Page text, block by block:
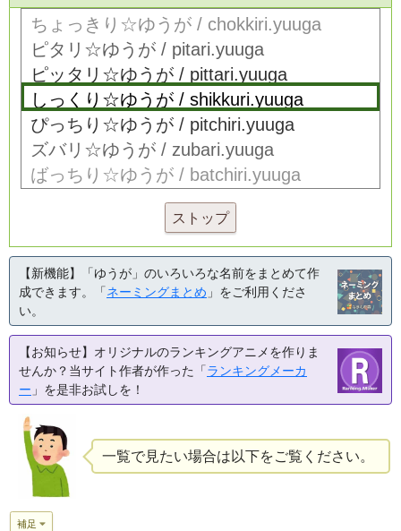
ストップ
【新機能】「ゆうが」のいろいろな名前をまとめて作
成できます。「ネーミングまとめ 」をご利用くださ
い。
【お知らせ】オリジナルのランキングアニメを作りま
せんか？当サイト作者が作った「ランキングメーカ
ー 」を是非お試しを！
一覧で見たい場合は以下をご覧ください。
補足